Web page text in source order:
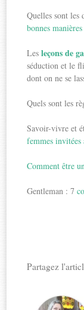
Quelles sont les
bonnes manières
Lesleçons de
séduction et le
dont on ne se
Quels sont les
Savoir-vivre et
femmes invitées
Comment être
Gentleman : 7
Partagez